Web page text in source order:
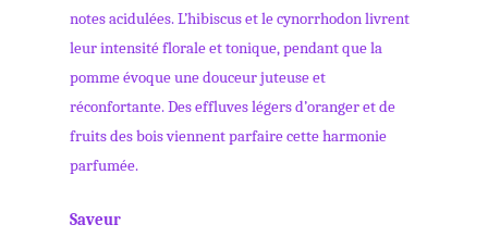
notes acidulées. L’hibiscus et le cynorrhodon livrent
leur intensité florale et tonique, pendant que la
pomme évoque une douceur juteuse et
réconfortante. Des effluves légers d’oranger et de
fruits des bois viennent parfaire cette harmonie
parfumée.
Saveur